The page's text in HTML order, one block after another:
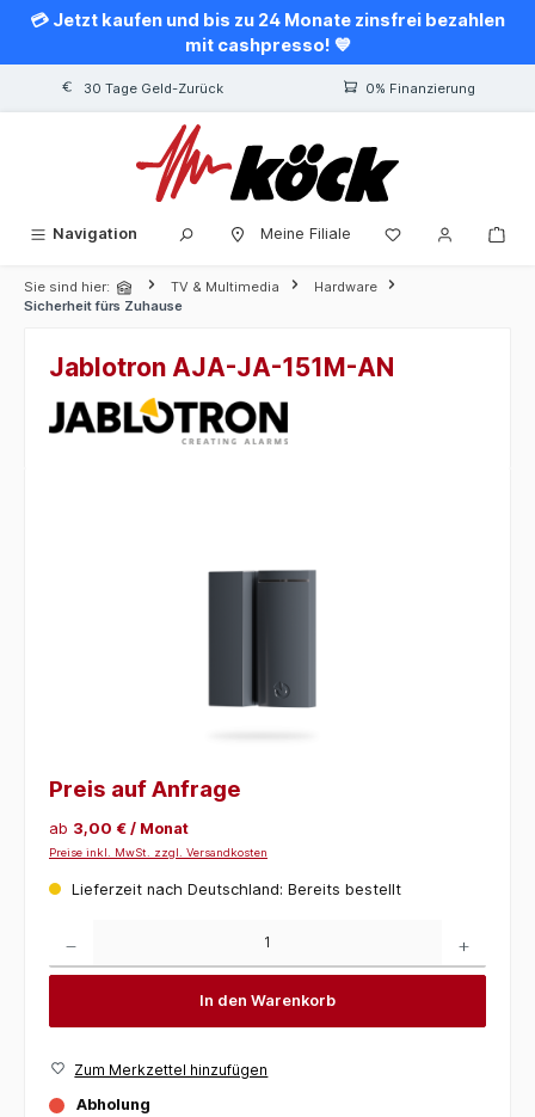
springen
💳 Jetzt kaufen und bis zu 24 Monate zinsfrei bezahlen
mit cashpresso! 💙
30 Tage Geld-Zurück 0% Finanzierung
Navigation Meine Filiale
Sie sind hier: TV & Multimedia
Hardware
Sicherheit fürs Zuhause
Jablotron AJA-JA-151M-AN
Preis auf Anfrage
ab 3,00 € / Monat
Preise inkl. MwSt. zzgl. Versandkosten
Lieferzeit nach Deutschland: Bereits bestellt
In den Warenkorb
Zum Merkzettel hinzufügen
Abholung